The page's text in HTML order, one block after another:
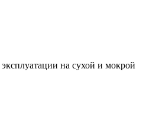
на сухой и мокрой